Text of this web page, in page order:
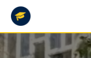
content